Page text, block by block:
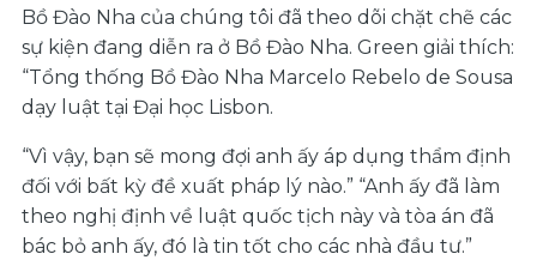
Bồ Đào Nha của chúng tôi đã theo dõi chặt chẽ các
sự kiện đang diễn ra ở Bồ Đào Nha. Green giải thích:
“Tổng thống Bồ Đào Nha Marcelo Rebelo de Sousa
dạy luật tại Đại học Lisbon.
“Vì vậy, bạn sẽ mong đợi anh ấy áp dụng thẩm định
đối với bất kỳ đề xuất pháp lý nào.” “Anh ấy đã làm
theo nghị định về luật quốc tịch này và tòa án đã
bác bỏ anh ấy, đó là tin tốt cho các nhà đầu tư.”